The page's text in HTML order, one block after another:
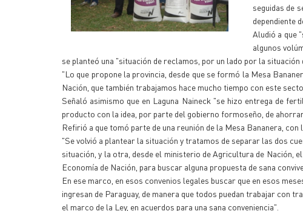
seguidas de
dependiente
Aludió a que
algunos
se planteó una "situación de reclamos, por un lado por la
"Lo que propone la provincia, desde que se formó la Mesa
Nación, que también trabajamos hace mucho tiempo con este
Señaló asimismo que en Laguna Naineck "se hizo entrega de
producto con la idea, por parte del gobierno formoseño, de
Refirió a que tomó parte de una reunión de la Mesa Bananera,
"Se volvió a plantear la situación y tratamos de separar las dos
situación, y la otra, desde el ministerio de Agricultura de Nación,
Economía de Nación, para buscar alguna propuesta de sana
En ese marco, en esos convenios legales buscar que en esos
ingresan de Paraguay, de manera que todos puedan trabajar con
el marco de la Ley, en acuerdos para una sana conveniencia".